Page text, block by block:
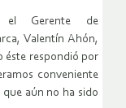
el Gerente de
Valentín Ahón,
éste respondió por
conveniente
aún no ha sido